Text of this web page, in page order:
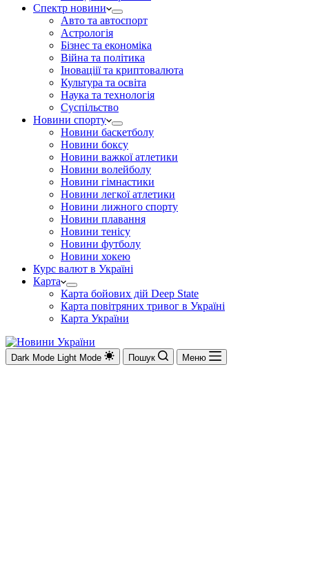
Спектр новини
Авто та автоспорт
Астрологія
Бізнес та економіка
Війна та політика
Іноваціії та криптовалюта
Культура та освіта
Наука та технологія
Суспільство
Новини спорту
Новини баскетболу
Новини боксу
Новини важкої атлетики
Новини волейболу
Новини гімнастики
Новини легкої атлетики
Новини лижного спорту
Новини плавання
Новини тенісу
Новини футболу
Новини хокею
Курс валют в Україні
Карта
Карта бойових дій Deep State
Карта повітряних тривог в Україні
Карта України
Dark Mode Light Mode Пошук Меню